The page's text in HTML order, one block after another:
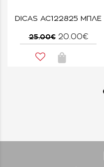
DICAS AC122825 ΜΠΛΕ
25.00€ 20.00€